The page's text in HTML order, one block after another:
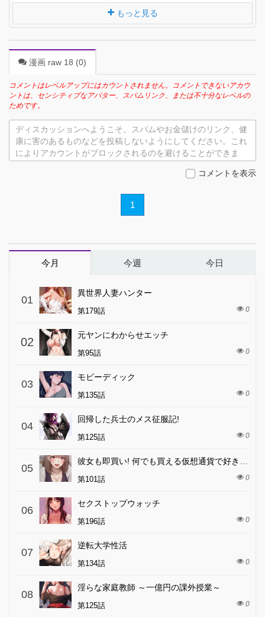
もっと見る
漫画 raw 18 (0)
コメントはレベルアップにはカウントされません。コメントできないアカウ
ントは、センシティブなアバター、スパムリンク、または不十分なレベルの
ためです。
ディスカッションへようこそ。スパムやお金儲けのリンク、健
康に害のあるものなどを投稿しないようにしてください。これ
によりアカウントがブロックされるのを避けることができま
コメントを表示
1
今月 今週 今日
01
異世界人妻ハンター
第179話 0
02
元ヤンにわからせエッチ
第95話 0
03
モビーディック
第135話 0
04
回帰した兵士のメス征服記!
第125話 0
05
第101話 0
06
セクストップウォッチ
第196話 0
07
逆転大学性活
第134話 0
08
淫らな家庭教師 ～一億円の課外授業～
第125話 0